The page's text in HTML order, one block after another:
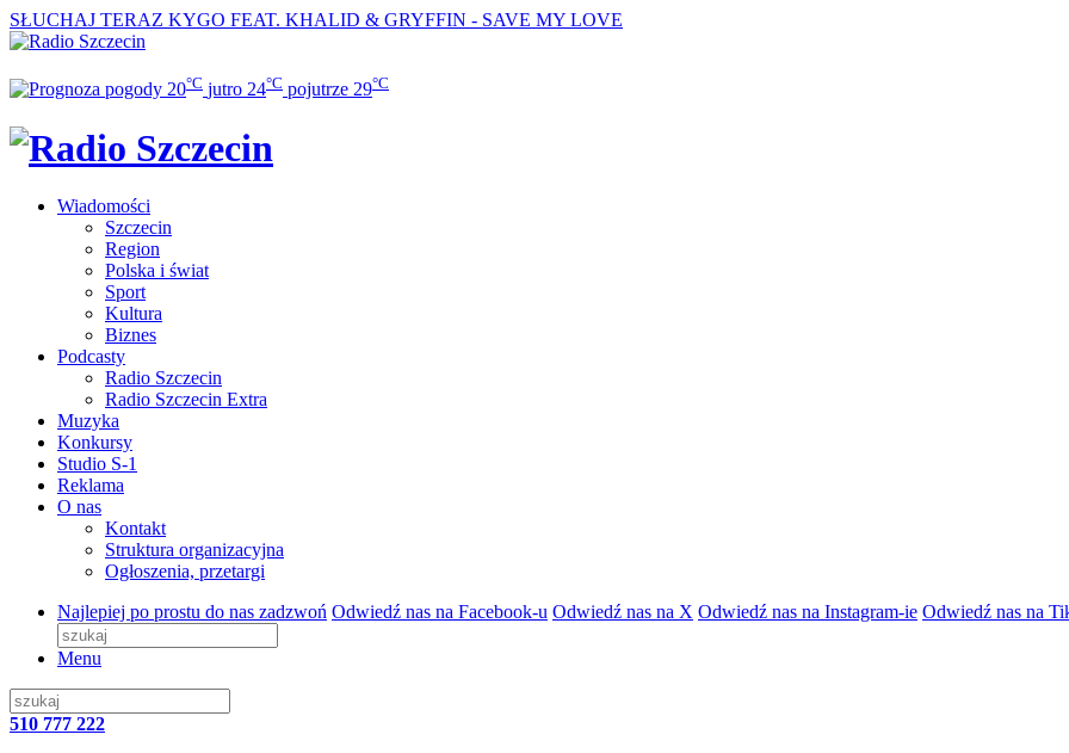
SŁUCHAJ TERAZ KYGO FEAT. KHALID & GRYFFIN - SAVE MY LOVE
20°C jutro 24°C pojutrze 29°C
Wiadomości
Szczecin
Region
Polska i świat
Sport
Kultura
Biznes
Podcasty
Radio Szczecin
Radio Szczecin Extra
Muzyka
Konkursy
Studio S-1
Reklama
O nas
Kontakt
Struktura organizacyjna
Ogłoszenia, przetargi
Najlepiej po prostu do nas zadzwoń Odwiedź nas na Facebook-u Odwiedź nas na X Odwiedź nas na Instagram-ie Odwiedź nas na
Menu
510 777 222